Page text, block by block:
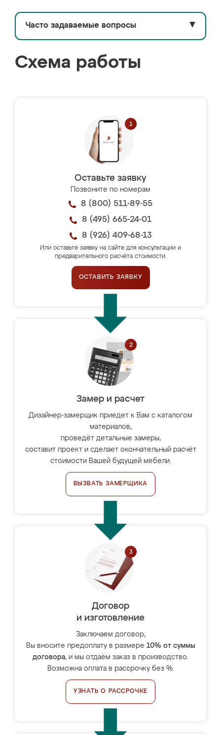
Часто задаваемые вопросы ▼
Схема работы
Оставьте заявку
Позвоните по номерам
8 (800) 511-89-55
8 (495) 665-24-01
8 (926) 409-68-13
Или оставьте заявку на сайте для консультации и
предварительного расчёта стоимости.
ОСТАВИТЬ ЗАЯВКУ
Замер и расчет
Дизайнер-замерщик приедет к Вам с каталогом
материалов,
проведёт детальные замеры,
составит проект и сделает окончательный расчёт
стоимости Вашей будущей мебели.
ВЫЗВАТЬ ЗАМЕРЩИКА
Договор
и изготовление
Заключаем договор,
Вы вносите предоплату в размере 10% от суммы
договора, и мы отдаём заказ в производство.
Возможна оплата в рассрочку без %.
УЗНАТЬ О РАССРОЧКЕ